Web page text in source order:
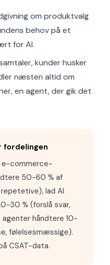
om produktvalg
behov på et
for AI.
kunder husker
næsten altid om
en agent, der gik det
fordelingen
e-commerce-
50-60 % af
lad AI
30 % (forslå svar,
agenter håndtere 10-
følelsesmæssige).
CSAT-data.